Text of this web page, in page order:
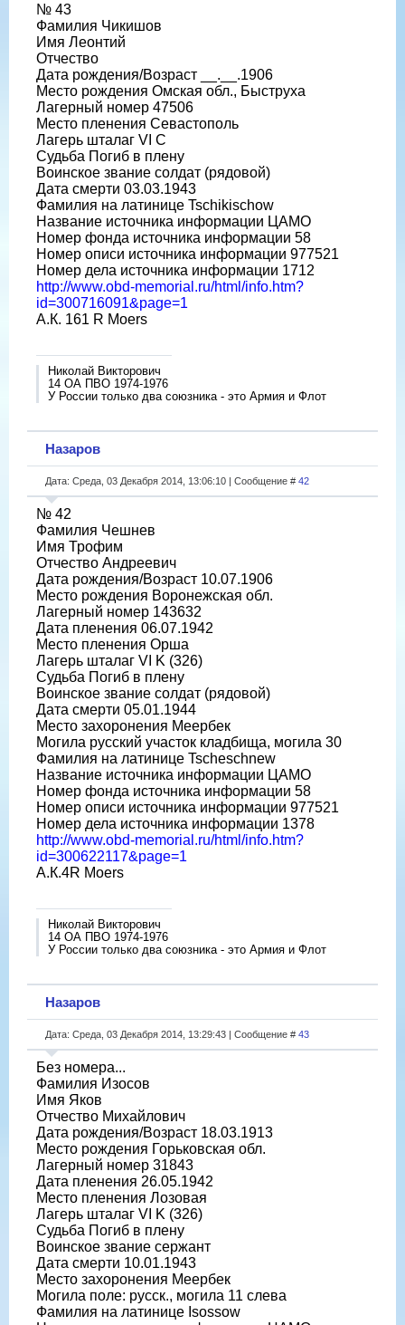
№ 43
Фамилия Чикишов
Имя Леонтий
Отчество
Дата рождения/Возраст __.__.1906
Место рождения Омская обл., Быструха
Лагерный номер 47506
Место пленения Севастополь
Лагерь шталаг VI C
Судьба Погиб в плену
Воинское звание солдат (рядовой)
Дата смерти 03.03.1943
Фамилия на латинице Tschikischow
Название источника информации ЦАМО
Номер фонда источника информации 58
Номер описи источника информации 977521
Номер дела источника информации 1712
http://www.obd-memorial.ru/html/info.htm?
id=300716091&page=1
А.К. 161 R Moers
Николай Викторович
14 ОА ПВО 1974-1976
У России только два союзника - это Армия и Флот
Назаров
Дата: Среда, 03 Декабря 2014, 13:06:10 | Сообщение # 42
№ 42
Фамилия Чешнев
Имя Трофим
Отчество Андреевич
Дата рождения/Возраст 10.07.1906
Место рождения Воронежская обл.
Лагерный номер 143632
Дата пленения 06.07.1942
Место пленения Орша
Лагерь шталаг VI K (326)
Судьба Погиб в плену
Воинское звание солдат (рядовой)
Дата смерти 05.01.1944
Место захоронения Меербек
Могила русский участок кладбища, могила 30
Фамилия на латинице Tscheschnew
Название источника информации ЦАМО
Номер фонда источника информации 58
Номер описи источника информации 977521
Номер дела источника информации 1378
http://www.obd-memorial.ru/html/info.htm?
id=300622117&page=1
А.К.4R Moers
Николай Викторович
14 ОА ПВО 1974-1976
У России только два союзника - это Армия и Флот
Назаров
Дата: Среда, 03 Декабря 2014, 13:29:43 | Сообщение # 43
Без номера...
Фамилия Изосов
Имя Яков
Отчество Михайлович
Дата рождения/Возраст 18.03.1913
Место рождения Горьковская обл.
Лагерный номер 31843
Дата пленения 26.05.1942
Место пленения Лозовая
Лагерь шталаг VI K (326)
Судьба Погиб в плену
Воинское звание сержант
Дата смерти 10.01.1943
Место захоронения Меербек
Могила поле: русск., могила 11 слева
Фамилия на латинице Isossow